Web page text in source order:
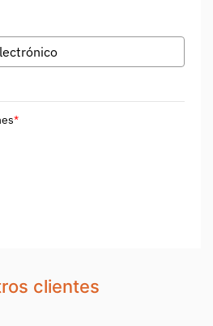
*
clientes